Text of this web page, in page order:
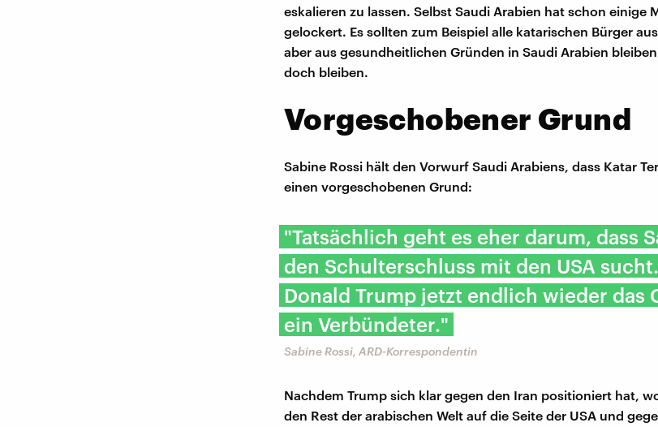
eskalieren zu lassen. Selbst Saudi Arabien hat schon einige
gelockert. Es sollten zum Beispiel alle katarischen Bürger
aber aus gesundheitlichen Gründen in Saudi Arabien
doch bleiben.
Vorgeschobener Grund
Sabine Rossi hält den Vorwurf Saudi Arabiens, dass Katar
einen vorgeschobenen Grund:
"Tatsächlich geht es eher darum, dass
den Schulterschluss mit den USA
Donald Trump jetzt endlich wieder das
ein Verbündeter."
Sabine Rossi, ARD-Korrespondentin
Nachdem Trump sich klar gegen den Iran positioniert hat,
den Rest der arabischen Welt auf die Seite der USA und